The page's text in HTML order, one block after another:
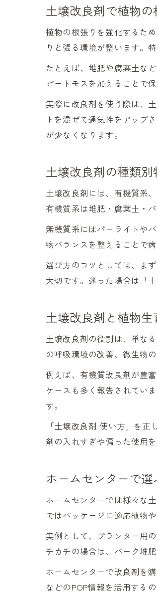
土壌改良剤で植物
植物の根張りを強化するた
りと張る環境が整います。
たとえば、堆肥や腐葉土な
ピートモスを加えることで
実際に改良剤を使う際は、
トを混ぜて通気性をアップ
が少なくなります。
土壌改良剤の種類
土壌改良剤には、有機質系
有機質系は堆肥・腐葉土・
無機質系にはパーライトや
物バランスを整えることで
選び方のコツとしては、ま
大切です。迷った場合は「
土壌改良剤と植物
土壌改良剤の役割は、単な
の呼吸環境の改善、微生物
例えば、有機質改良剤が豊
ケースも多く報告されてい
す。
「土壌改良剤 使い方」を
剤の入れすぎや偏った使用
ホームセンターで
ホームセンターでは様々な
ではパッケージに適応植物
実例として、プランター用
チカチの場合は、バーク堆
ホームセンターで改良剤を
などのPOP情報を活用する